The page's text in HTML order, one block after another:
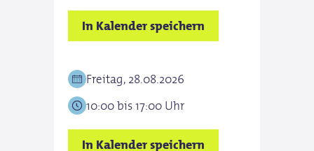
In Kalender speichern
Freitag, 28.08.2026
10:00 bis 17:00 Uhr
In Kalender speichern